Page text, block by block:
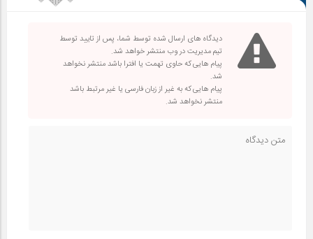
دیدگاه های ارسال شده توسط شما، پس از تایید توسط
تیم مدیریت در وب منتشر خواهد شد.
پیام هایی که حاوی تهمت یا افترا باشد منتشر نخواهد
شد.
پیام هایی که به غیر از زبان فارسی یا غیر مرتبط باشد
منتشر نخواهد شد.